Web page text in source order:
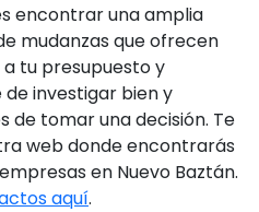
encontrar una amplia
mudanzas que ofrecen
tu presupuesto y
de investigar bien y
de tomar una decisión. Te
web donde encontrarás
en Nuevo Baztán.
aquí.